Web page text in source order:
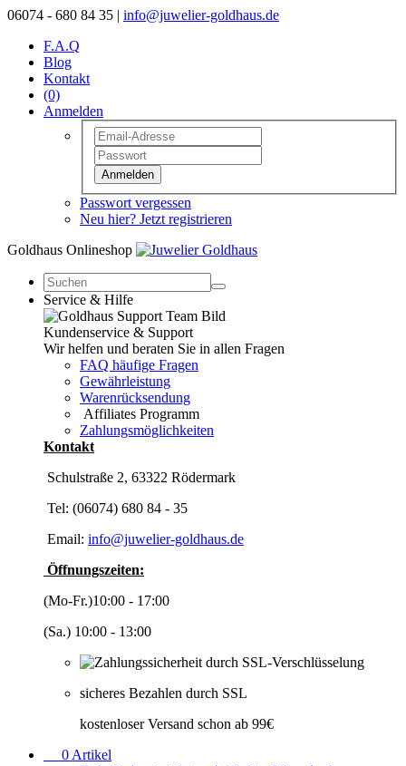
06074 - 680 84 35 | info@juwelier-goldhaus.de
F.A.Q
Blog
Kontakt
(0)
Anmelden
Anmelden
Passwort vergessen
Neu hier? Jetzt registrieren
Goldhaus Onlineshop
Service & Hilfe
Kundenservice & Support
Wir helfen und beraten Sie in allen Fragen
FAQ häufige Fragen
Gewährleistung
Warenrücksendung
Affiliates Programm
Zahlungsmöglichkeiten
Kontakt
Schulstraße 2, 63322 Rödermark
Tel: (06074) 680 84 - 35
Email: info@juwelier-goldhaus.de
Öffnungszeiten:
(Mo-Fr.)10:00 - 17:00
(Sa.) 10:00 - 13:00
sicheres Bezahlen durch SSL
kostenloser Versand schon ab 99€
0 Artikel